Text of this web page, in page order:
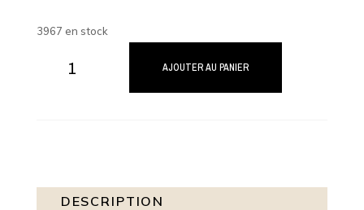
3967 en stock
AJOUTER AU PANIER
DESCRIPTION